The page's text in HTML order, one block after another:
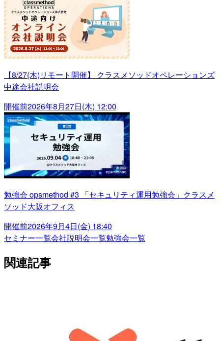
【8/27(木)リモート開催】 クラスメソッドオペレーションズ
中途会社説明会
開催前2026年8月27日(木) 12:00
勉強会 opsmethod #3 「セキュリティ運用勉強会」クラスメ
ソッド大阪オフィス
開催前2026年9月4日(金) 18:40
セミナー一覧会社説明会一覧勉強会一覧
関連記事